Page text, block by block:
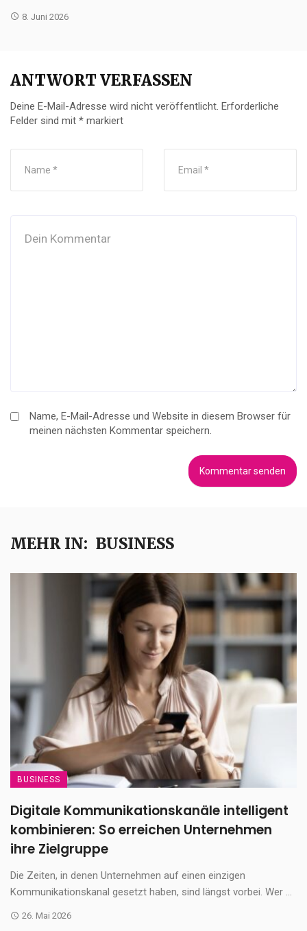
8. Juni 2026
ANTWORT VERFASSEN
Deine E-Mail-Adresse wird nicht veröffentlicht. Erforderliche
Felder sind mit * markiert
Name, E-Mail-Adresse und Website in diesem Browser für
meinen nächsten Kommentar speichern.
MEHR IN: BUSINESS
BUSINESS
Digitale Kommunikationskanäle intelligent
kombinieren: So erreichen Unternehmen
ihre Zielgruppe
Die Zeiten, in denen Unternehmen auf einen einzigen
Kommunikationskanal gesetzt haben, sind längst vorbei. Wer ...
26. Mai 2026